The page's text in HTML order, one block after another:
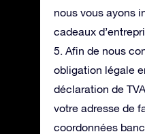
nous vous ayons
cadeaux
5. Afin de nous
obligation légale
déclaration de
votre adresse de
coordonnées